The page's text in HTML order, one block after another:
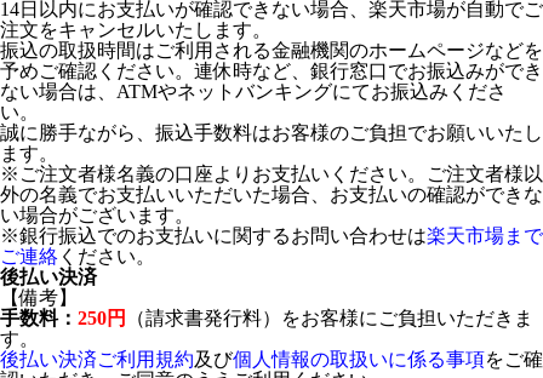
14日以内にお支払いが確認できない場合、楽天市場が自動でご
注文をキャンセルいたします。
振込の取扱時間はご利用される金融機関のホームページなどを
予めご確認ください。連休時など、銀行窓口でお振込みができ
ない場合は、ATMやネットバンキングにてお振込みくださ
い。
誠に勝手ながら、振込手数料はお客様のご負担でお願いいたし
ます。
※ご注文者様名義の口座よりお支払いください。ご注文者様以
外の名義でお支払いいただいた場合、お支払いの確認ができな
い場合がございます。
※銀行振込でのお支払いに関するお問い合わせは楽天市場まで
ご連絡 ください。
後払い決済
【備考】
手数料： 250円
（請求書発行料）をお客様にご負担いただきま
す。
後払い決済ご利用規約及び個人情報の取扱いに係る事項をご確